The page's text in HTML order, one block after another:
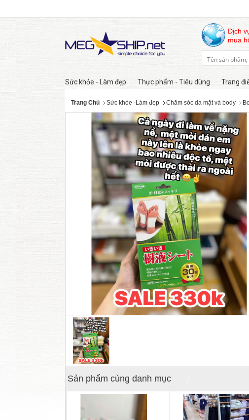
Dịch
mua
Sức khỏe - Làm đẹp Thực phẩm - Tiêu dùng Trang
Trang Chủ Sức khỏe -Làm đẹp Chăm sóc da mặt và body
Sản phẩm cùng danh mục